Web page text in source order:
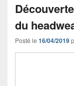
du
Posté le 16/04/2019